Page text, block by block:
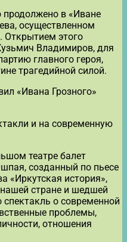
продолжено в «Иване
осуществленном
Открытием этого
Владимиров, для
главного героя,
трагедийной силой.
«Ивана Грозного»
и на современную
театре балет
созданный по пьесе
«Иркутская история»,
стране и шедшей
спектакль о современной
проблемы,
отношения